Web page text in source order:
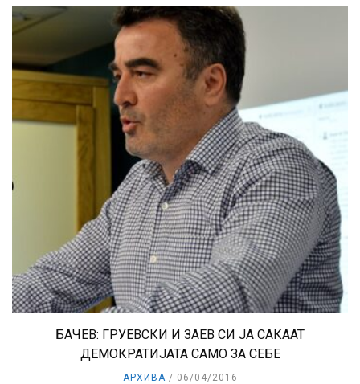
БАЧЕВ: ГРУЕВСКИ И ЗАЕВ СИ ЈА САКААТ
ДЕМОКРАТИЈАТА САМО ЗА СЕБЕ
АРХИВА 06/04/2016